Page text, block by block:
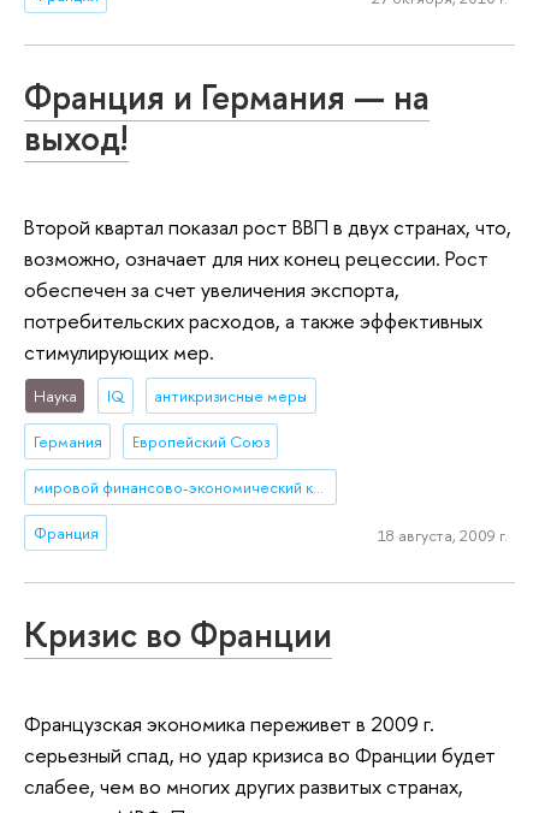
Франция и Германия — на
выход!
Второй квартал показал рост ВВП в двух странах, что,
возможно, означает для них конец рецессии. Рост
обеспечен за счет увеличения экспорта,
потребительских расходов, а также эффективных
стимулирующих мер.
Наука IQ антикризисные меры
Германия Европейский Союз
мировой финансово-экономический кризис
Франция 18 августа, 2009 г.
Кризис во Франции
Французская экономика переживет в 2009 г.
серьезный спад, но удар кризиса во Франции будет
слабее, чем во многих других развитых странах,